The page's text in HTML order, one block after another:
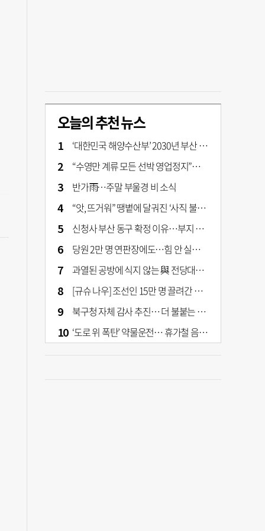
오늘의 추천 뉴스
‘대한민국 해양수산부’ 2030년 부산 북항시대 연다
“수영만 계류 모든 선박 영업정지”… 재개발 속도전
반가雨…주말 부울경 비 소식
“앗, 뜨거워” 땡볕에 달궈진 ‘사직 불가마’ 관중석 무려 70도
신청사 부산 동구 확정 이유…부지 용이성·접근성·집적 가능성이 운명 갈랐다 [해수부 북항 시대]
당원 2만 명 연판장에도…힘 안 실리는 ‘장동혁 사퇴’ 공세
과열된 공방에 식지 않는 與 전당대회… 호남·수도권 집중하는 후보들
[규슈 나우] 조선인 15만 명 끌려간 치쿠호 탄광… 대를 이은 진실 캐기
북구청 자체 감사 추진… 더 불붙는 북구 신청사 갈등
‘도로 위 폭탄’ 약물운전… 휴가철 음주와 병행 단속 [교통안전, 시민이 만든다]